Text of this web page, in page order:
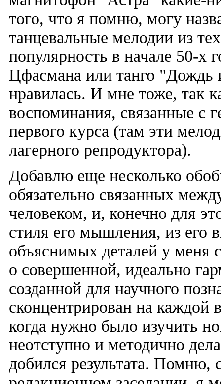
того, что я помню, могу
танцевальные мелодии из
популярность в начале 50-х
Цфасмана или танго "Дождь
нравилась. И мне тоже, так
воспоминания, связанные с
первого курса (там эти
лагерного репродуктора).
Добавлю еще несколько
обязательно связанных
человеком, и, конечно для
стиля его мышления, из его
объяснимых деталей у меня
о совершенной, идеально
созданной для научного
сконцентрирован на
когда нужно было изучить
неотступно и методично
добился результата. Помню,